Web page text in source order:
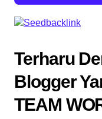
Terharu
Blogger
TEAM